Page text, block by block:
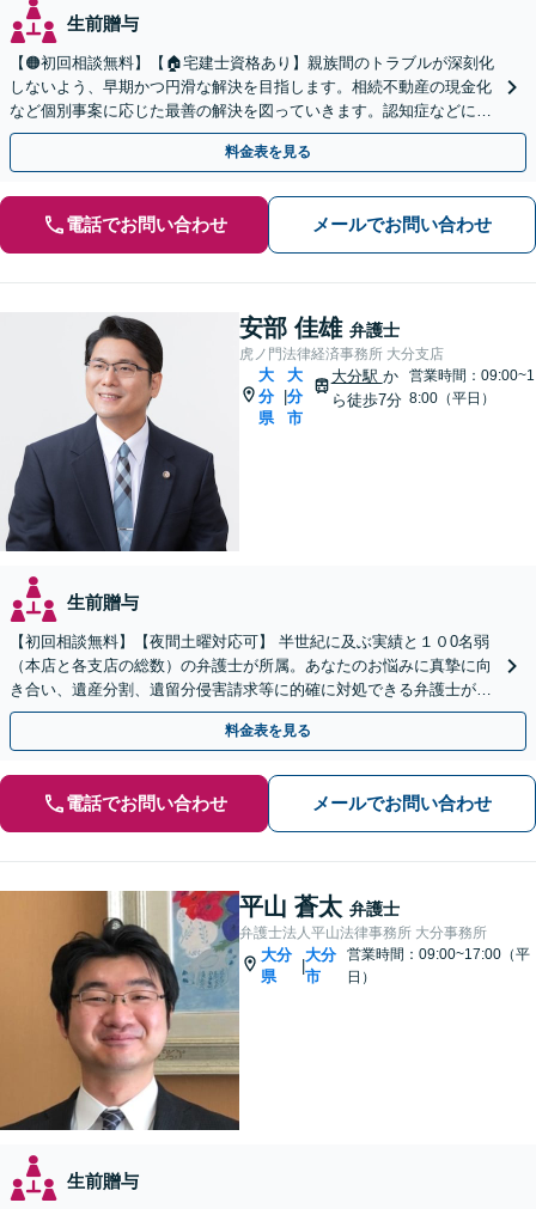
生前贈与
【🟠初回相談無料】【🏠宅建士資格あり】親族間のトラブルが深刻化
しないよう、早期かつ円滑な解決を目指します。相続不動産の現金化
など個別事案に応じた最善の解決を図っていきます。認知症などによ
る遺言書の効力も争います。【オンライン面談OK】
料金表を見る
電話でお問い合わせ メールでお問い合わせ
安部 佳雄 弁護士
虎ノ門法律経済事務所 大分支店
大
分
県
大
分
市
大分駅 か
ら徒歩7分
営業時間：09:00~1
8:00（平日）
生前贈与
【初回相談無料】【夜間土曜対応可】 半世紀に及ぶ実績と１０0名弱
（本店と各支店の総数）の弁護士が所属。あなたのお悩みに真摯に向
き合い、遺産分割、遺留分侵害請求等に的確に対処できる弁護士が迅
速な解決を目指します。
料金表を見る
電話でお問い合わせ メールでお問い合わせ
平山 蒼太 弁護士
弁護士法人平山法律事務所 大分事務所
大分
県
|
大分
市
営業時間：09:00~17:00（平
日）
生前贈与